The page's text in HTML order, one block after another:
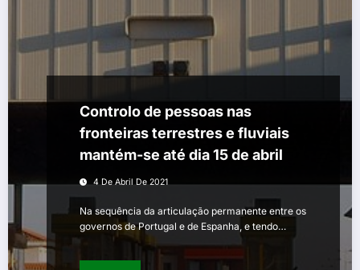
Controlo de pessoas nas
fronteiras terrestres e fluviais
mantém-se até dia 15 de abril
4 De Abril De 2021
Na sequência da articulação permanente entre os
governos de Portugal e de Espanha, e tendo…